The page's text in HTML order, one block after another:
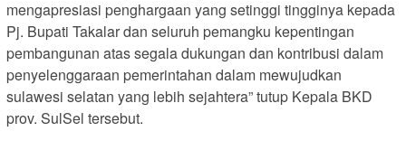
mengapresiasi penghargaan yang setinggi tingginya kepada
Pj. Bupati Takalar dan seluruh pemangku kepentingan
pembangunan atas segala dukungan dan kontribusi dalam
penyelenggaraan pemerintahan dalam mewujudkan
sulawesi selatan yang lebih sejahtera” tutup Kepala BKD
prov. SulSel tersebut.